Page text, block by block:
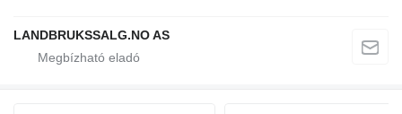
LANDBRUKSSALG.NO AS